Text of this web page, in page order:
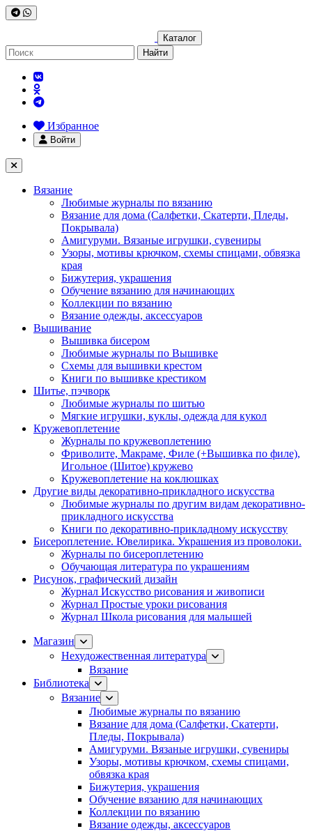
Каталог
Найти
Избранное
Войти
Вязание
Любимые журналы по вязанию
Вязание для дома (Салфетки, Скатерти, Пледы,
Покрывала)
Амигуруми. Вязаные игрушки, сувениры
Узоры, мотивы крючком, схемы спицами, обвязка
края
Бижутерия, украшения
Обучение вязанию для начинающих
Коллекции по вязанию
Вязание одежды, аксессуаров
Вышивание
Вышивка бисером
Любимые журналы по Вышивке
Схемы для вышивки крестом
Книги по вышивке крестиком
Шитье, пэчворк
Любимые журналы по шитью
Мягкие игрушки, куклы, одежда для кукол
Кружевоплетение
Журналы по кружевоплетению
Фриволите, Макраме, Филе (+Вышивка по филе),
Игольное (Шитое) кружево
Кружевоплетение на коклюшках
Другие виды декоративно-прикладного искусства
Любимые журналы по другим видам декоративно-
прикладного искусства
Книги по декоративно-прикладному искусству
Бисероплетение. Ювелирика. Украшения из проволоки.
Журналы по бисероплетению
Обучающая литература по украшениям
Рисунок, графический дизайн
Журнал Искусство рисования и живописи
Журнал Простые уроки рисования
Журнал Школа рисования для малышей
Магазин
Нехудожественная литература
Вязание
Библиотека
Вязание
Любимые журналы по вязанию
Вязание для дома (Салфетки, Скатерти,
Пледы, Покрывала)
Амигуруми. Вязаные игрушки, сувениры
Узоры, мотивы крючком, схемы спицами,
обвязка края
Бижутерия, украшения
Обучение вязанию для начинающих
Коллекции по вязанию
Вязание одежды, аксессуаров